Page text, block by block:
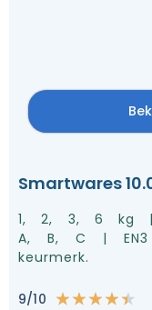
Smartwares
1, 2, 3, 6 kg |
A, B, C | EN3
keurmerk.
9/10 ★ ★ ★ ★ ★